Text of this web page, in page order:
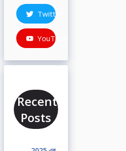
Twitter
YouTube
Recent
Posts